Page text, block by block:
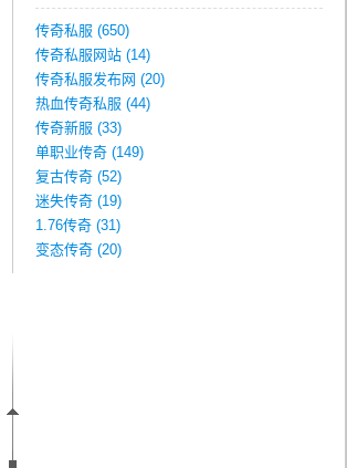
传奇私服 (650)
传奇私服网站 (14)
传奇私服发布网 (20)
热血传奇私服 (44)
传奇新服 (33)
单职业传奇 (149)
复古传奇 (52)
迷失传奇 (19)
1.76传奇 (31)
变态传奇 (20)